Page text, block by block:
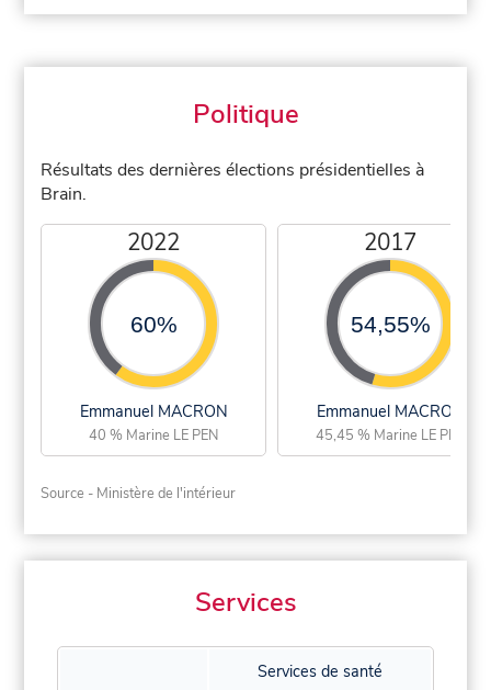
Politique
Résultats des dernières élections présidentielles à
Brain.
2022
60%
Emmanuel MACRON
40 % Marine LE PEN
2017
54,55%
Emmanuel MACRON
45,45 % Marine LE PEN
Source - Ministère de l'intérieur
Services
Services de santé